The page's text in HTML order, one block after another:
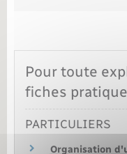
Pour toute
fiches
PARTICULIERS
Organisation